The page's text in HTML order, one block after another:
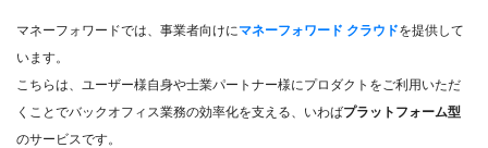
マネーフォワードでは、事業者向けにマネーフォワード クラウドを提供して
います。
こちらは、ユーザー様自身や士業パートナー様にプロダクトをご利用いただ
くことでバックオフィス業務の効率化を支える、いわばプラットフォーム型
のサービスです。